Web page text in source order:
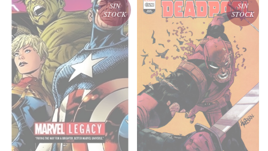
SIN
STOCK
SIN
STOCK